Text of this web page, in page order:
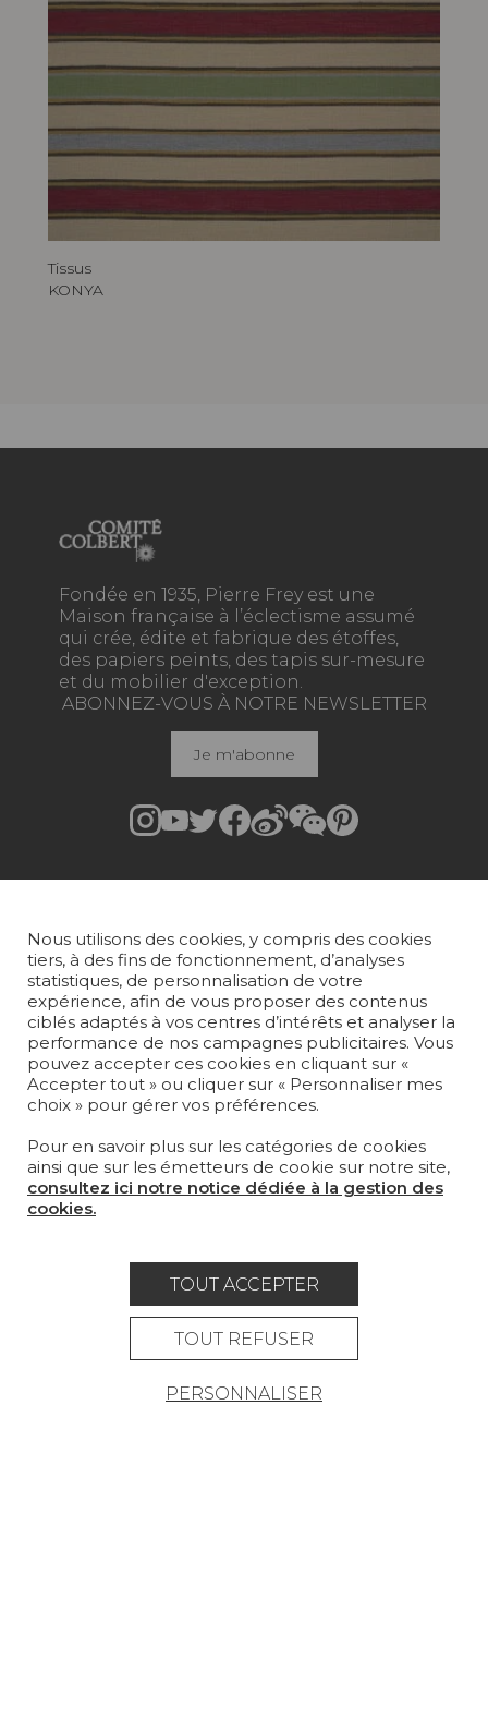
Tissus
KONYA
Fondée en 1935, Pierre Frey est une
Maison française à l’éclectisme assumé
qui crée, édite et fabrique des étoffes,
des papiers peints, des tapis sur-mesure
et du mobilier d'exception.
TISSUS
PAPIERS PEINTS
TAPIS ET MOQUETTES
MOBILIER
PROJETS
SUR-MESURE
MAGAZINE
OÙ NOUS TROUVER ?
ABONNEZ-VOUS À NOTRE NEWSLETTER
Je m'abonne
Nous utilisons des cookies, y compris des cookies
tiers, à des fins de fonctionnement, d’analyses
statistiques, de personnalisation de votre
expérience, afin de vous proposer des contenus
ciblés adaptés à vos centres d’intérêts et analyser la
performance de nos campagnes publicitaires. Vous
pouvez accepter ces cookies en cliquant sur «
Accepter tout » ou cliquer sur « Personnaliser mes
choix » pour gérer vos préférences.
Pour en savoir plus sur les catégories de cookies
ainsi que sur les émetteurs de cookie sur notre site,
consultez ici notre notice dédiée à la gestion des
cookies.
TOUT ACCEPTER
TOUT REFUSER
PERSONNALISER